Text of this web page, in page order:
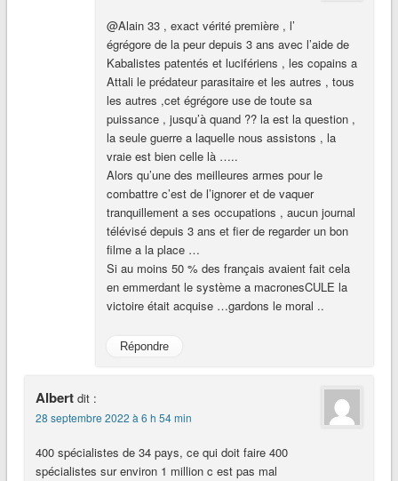
@Alain 33 , exact vérité première , l’
égrégore de la peur depuis 3 ans avec l’aide de
Kabalistes patentés et lucifériens , les copains a
Attali le prédateur parasitaire et les autres , tous
les autres ,cet égrégore use de toute sa
puissance , jusqu’à quand ?? la est la question ,
la seule guerre a laquelle nous assistons , la
vraie est bien celle là …..
Alors qu’une des meilleures armes pour le
combattre c’est de l’ignorer et de vaquer
tranquillement a ses occupations , aucun journal
télévisé depuis 3 ans et fier de regarder un bon
filme a la place …
Si au moins 50 % des français avaient fait cela
en emmerdant le système a macronesCULE la
victoire était acquise …gardons le moral ..
Répondre
Albert dit :
28 septembre 2022 à 6 h 54 min
400 spécialistes de 34 pays, ce qui doit faire 400
spécialistes sur environ 1 million c est pas mal